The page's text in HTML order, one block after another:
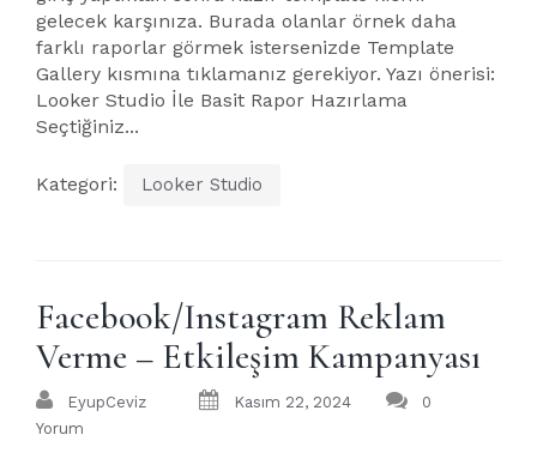
gelecek karşınıza. Burada olanlar örnek daha
farklı raporlar görmek istersenizde Template
Gallery kısmına tıklamanız gerekiyor. Yazı önerisi:
Looker Studio İle Basit Rapor Hazırlama
Seçtiğiniz...
Kategori: Looker Studio
Facebook/Instagram Reklam
Verme – Etkileşim Kampanyası
EyupCeviz Kasım 22, 2024
0
Yorum